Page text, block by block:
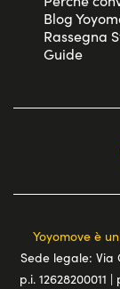
Blog
Rassegna
Guide
Yoyomove è
Sede legale: Via
p.i. 12628200011 |